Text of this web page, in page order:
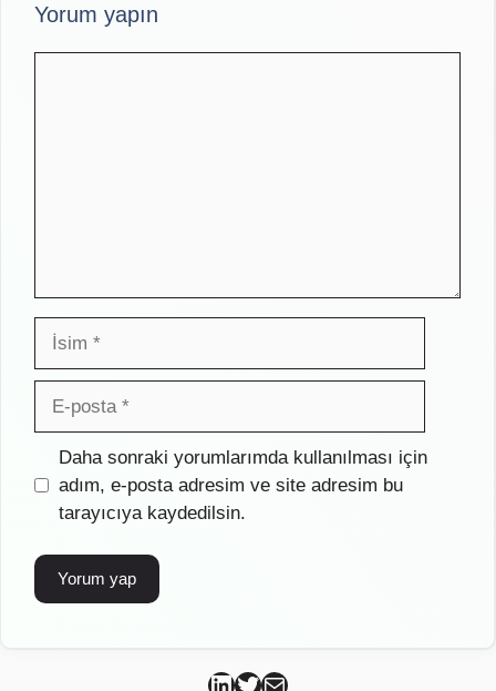
Yorum yapın
İsim
posta
İnternet
sitesi
Daha sonraki yorumlarımda kullanılması için
adım, e-posta adresim ve site adresim bu
tarayıcıya kaydedilsin.
Can Kütahya Linkedin
Can Kütahya Twitter
Can Kütahya Mail